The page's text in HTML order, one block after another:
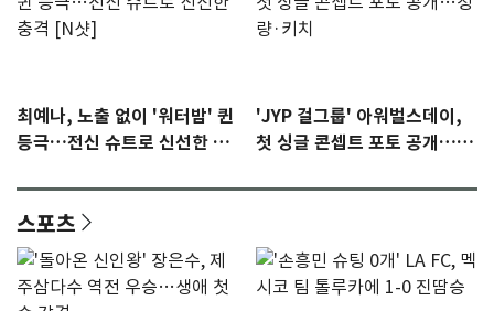
최예나, 노출 없이 '워터밤' 퀸
등극…전신 슈트로 신선한 충
'JYP 걸그룹' 아워벌스데이,
첫 싱글 콘셉트 포토 공개…청
스포츠